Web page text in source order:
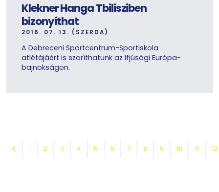
Klekner Hanga Tbilisziben
bizonyíthat
2016. 07. 13. (SZERDA)
A Debreceni Sportcentrum-Sportiskola
atlétájáért is szoríthatunk az Ifjúsági Európa-
bajnokságon.
1 2 3 4 5 6 7 8 9 10 11 12